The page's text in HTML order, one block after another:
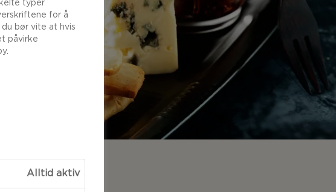
typer
for å
bør vite at hvis
påvirke
Alltid aktiv